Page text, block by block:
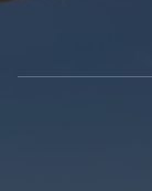
没ま
たに拡